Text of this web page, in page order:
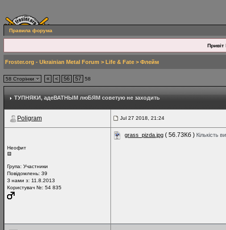
Правила форума
Привіт
Froster.org - Ukrainian Metal Forum > Life & Fate > Флейм
58 Сторінки « < 56 57 58
ТУПНЯКИ, адеВАТНЫМ люБЯМ советую не заходить
Poligram Jul 27 2018, 21:24
Неофит
Група: Участники
Повідомлень: 39
З нами з: 11.8.2013
Користувач №: 54 835
grass_pizda.jpg ( 56.73Кб ) Кількість